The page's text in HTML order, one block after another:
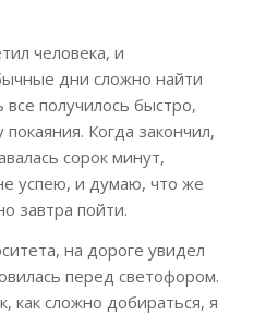
человека, и
дни сложно найти
получилось быстро,
Когда закончил,
сорок минут,
успею, и думаю, что же
завтра пойти.
на дороге увидел
перед светофором.
как сложно добираться, я